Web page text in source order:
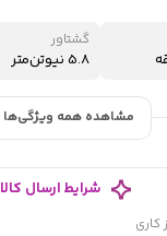
گشتاور
5.8 نیوتن‌متر
مشاهده همه ویژگی‌ها
شرایط ارسال کالا